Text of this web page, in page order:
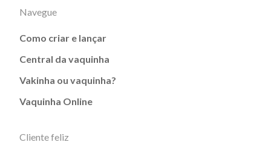
Navegue
Como criar e lançar
Central da vaquinha
Vakinha ou vaquinha?
Vaquinha Online
Cliente feliz